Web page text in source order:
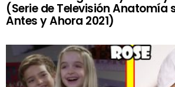
(Serie de Televisión Anatomía
Antes y Ahora 2021)